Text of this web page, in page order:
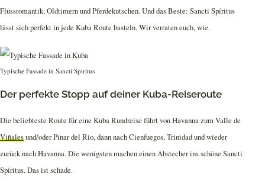
Flussromantik, Oldtimern und Pferdekutschen. Und das Beste: Sancti Spíritus
lässt sich perfekt in jede Kuba Route basteln. Wir verraten euch, wie.
Typische Fassade in Sancti Spiritus
Der perfekte Stopp auf deiner Kuba-Reiseroute
Die beliebteste Route für eine Kuba Rundreise führt von Havanna zum Valle de
Viñalesund/oder Pinar del Rio, dann nach Cienfuegos, Trinidad und wieder
zurück nach Havanna. Die wenigsten machen einen Abstecher ins schöne Sancti
Spíritus. Das ist schade.